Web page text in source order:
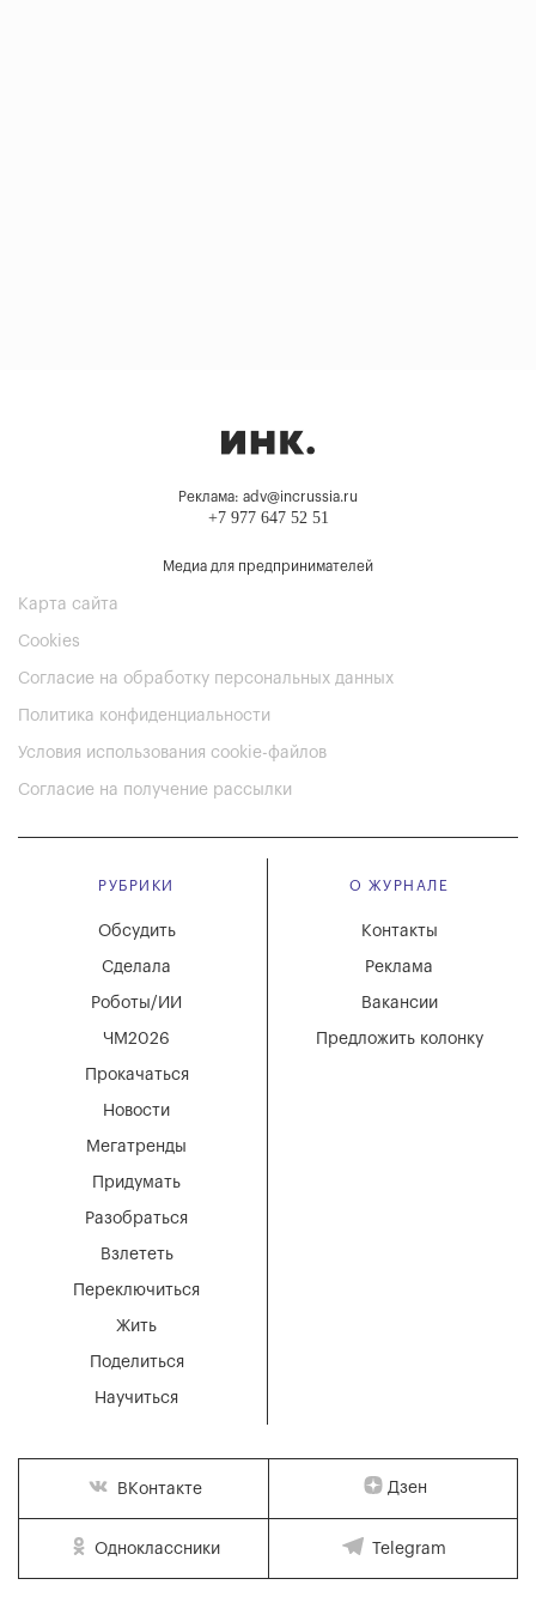
Реклама: adv@incrussia.ru
+7 977 647 52 51
Медиа для предпринимателей
Карта сайта
Cookies
Согласие на обработку персональных данных
Политика конфиденциальности
Условия использования cookie-файлов
Согласие на получение рассылки
РУБРИКИ
Мегатренды
Придумать
Разобраться
Взлететь
Новости
Переключиться
Жить
Поделиться
Научиться
Обсудить
Сделала
Роботы/ИИ
ЧМ2026
Прокачаться
О ЖУРНАЛЕ
Вакансии
Реклама
Контакты
Предложить колонку
ВКонтакте Дзен
Одноклассники Telegram